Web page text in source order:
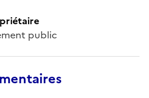
public